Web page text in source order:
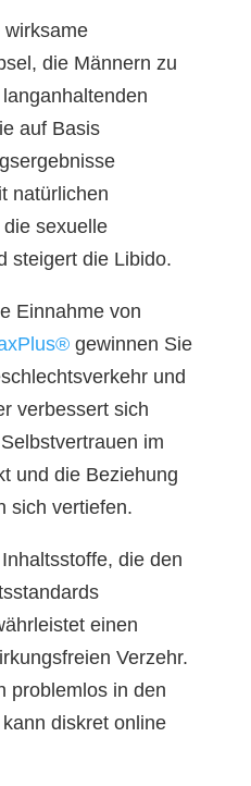
die Männern zu
auf Basis
natürlichen
sexuelle
steigert die Libido.
Einnahme von
gewinnen Sie
und
verbessert sich
im
und die Beziehung
sich vertiefen.
die den
einen
Verzehr.
problemlos in den
diskret online